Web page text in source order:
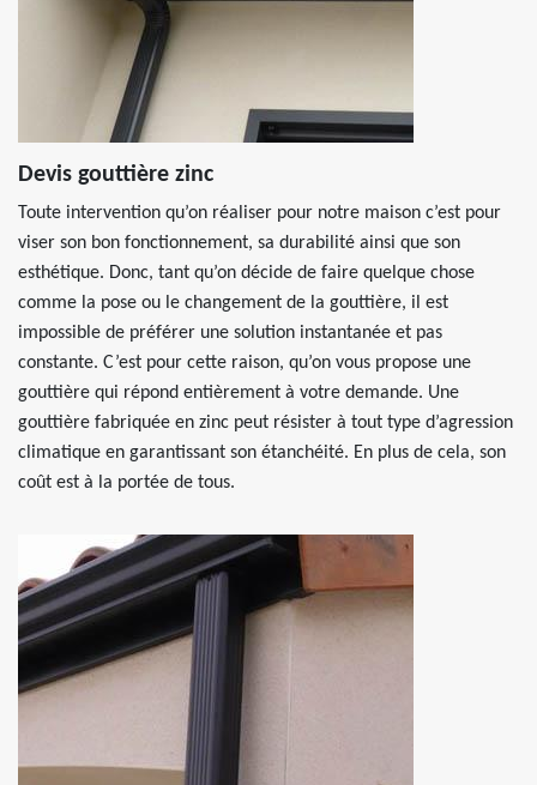
Devis gouttière zinc
Toute intervention qu’on réaliser pour notre maison c’est pour
viser son bon fonctionnement, sa durabilité ainsi que son
esthétique. Donc, tant qu’on décide de faire quelque chose
comme la pose ou le changement de la gouttière, il est
impossible de préférer une solution instantanée et pas
constante. C’est pour cette raison, qu’on vous propose une
gouttière qui répond entièrement à votre demande. Une
gouttière fabriquée en zinc peut résister à tout type d’agression
climatique en garantissant son étanchéité. En plus de cela, son
coût est à la portée de tous.